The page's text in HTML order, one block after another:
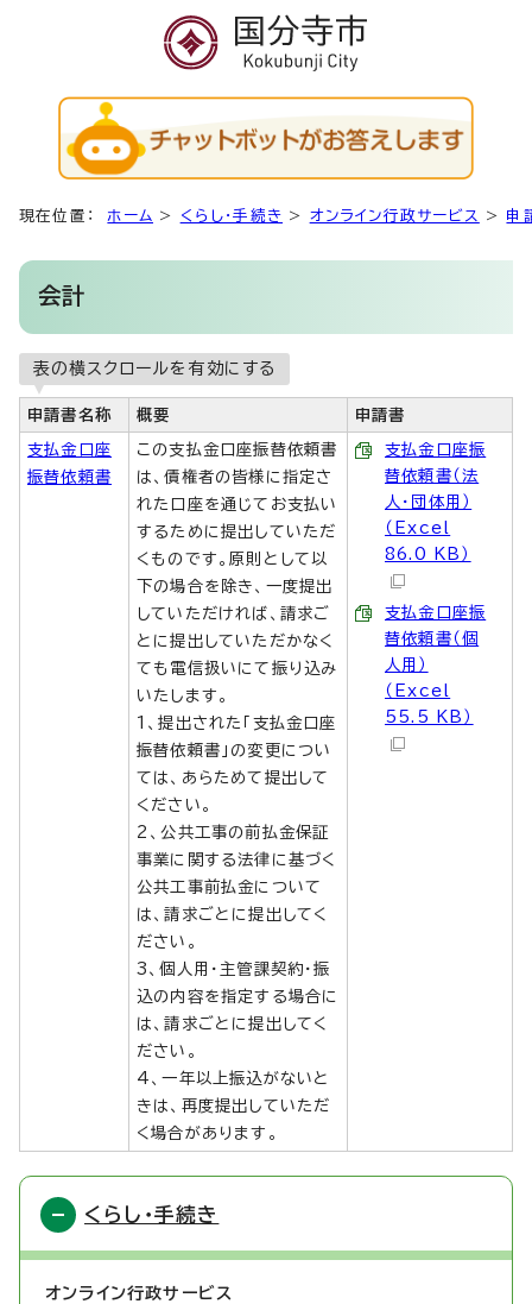
現在位置： ホーム > くらし・手続き > オンライン行政サービス > 申
会計
表の横スクロールを有効にする
申請書名称 概要 申請書
支払金口座
振替依頼書
この支払金口座振替依頼書
は、債権者の皆様に指定さ
れた口座を通じてお支払い
するために提出していただ
くものです。原則として以
下の場合を除き、一度提出
していただければ、請求ご
とに提出していただかなく
ても電信扱いにて振り込み
いたします。
1、提出された「支払金口座
振替依頼書」の変更につい
ては、あらためて提出して
ください。
2、公共工事の前払金保証
事業に関する法律に基づく
公共工事前払金について
は、請求ごとに提出してく
ださい。
3、個人用・主管課契約・振
込の内容を指定する場合に
は、請求ごとに提出してく
ださい。
4、一年以上振込がないと
きは、再度提出していただ
く場合があります。
支払金口座振
替依頼書（法
人・団体用）
（Excel
86.0 KB）
支払金口座振
替依頼書（個
人用）
（Excel
55.5 KB）
くらし・手続き
オンライン行政サービス